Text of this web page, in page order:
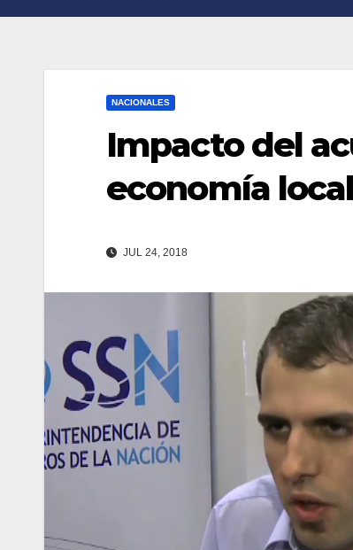
NACIONALES
Impacto del
economía local
JUL 24, 2018
n